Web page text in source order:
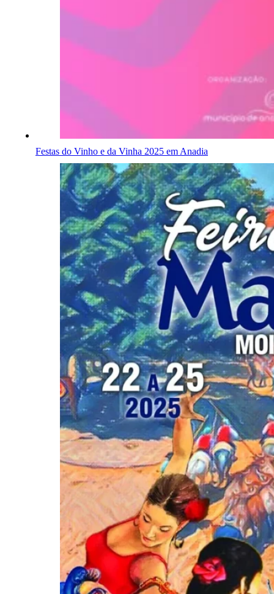
Festas do Vinho e da Vinha 2025 em Anadia